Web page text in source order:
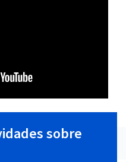
sobre